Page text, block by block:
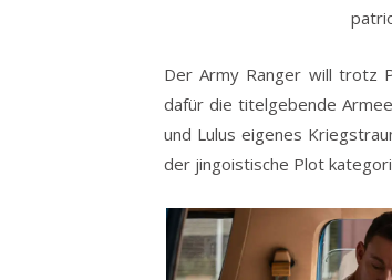
Der Army Ranger will trotz
dafür die titelgebende
und Lulus eigenes
der jingoistische Plot